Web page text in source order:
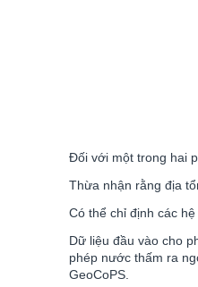
Đối với một trong hai
Thừa nhận rằng địa
Có thể chỉ định các
Dữ liệu đầu vào cho
phép nước thấm ra
GeoCoPS.